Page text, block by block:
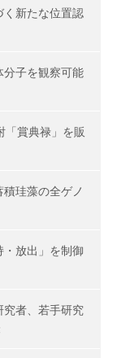
新たな位置認
子を観察可能
「賞典禄」を販
珪藻の全ゲノ
放出」を制御
者、若手研究